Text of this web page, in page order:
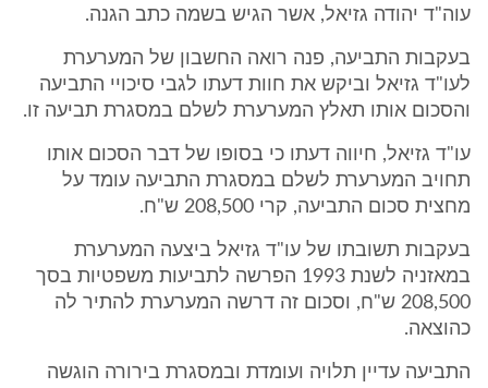
עוה"ד יהודה גזיאל, אשר הגיש בשמה כתב הגנה.
בעקבות התביעה, פנה רואה החשבון של המערערת
לעו"ד גזיאל וביקש את חוות דעתו לגבי סיכויי התביעה
והסכום אותו תאלץ המערערת לשלם במסגרת תביעה זו.
עו"ד גזיאל, חיווה דעתו כי בסופו של דבר הסכום אותו
תחויב המערערת לשלם במסגרת התביעה עומד על
מחצית סכום התביעה, קרי 208,500 ש"ח.
בעקבות תשובתו של עו"ד גזיאל ביצעה המערערת
במאזניה לשנת 1993 הפרשה לתביעות משפטיות בסך
208,500 ש"ח, וסכום זה דרשה המערערת להתיר לה
כהוצאה.
התביעה עדיין תלויה ועומדת ובמסגרת בירורה הוגשה